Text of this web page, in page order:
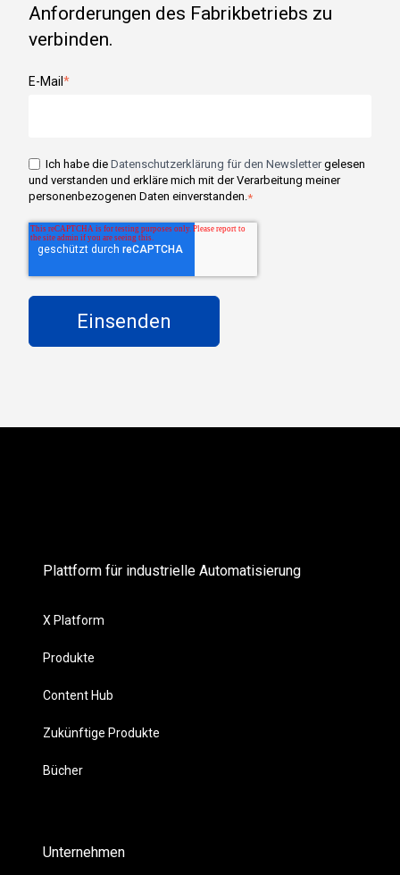
Anforderungen des Fabrikbetriebs zu
verbinden.
E-Mail*
Ich habe die Datenschutzerklärung für den Newslettergelesen
und verstanden und erkläre mich mit der Verarbeitung meiner
personenbezogenen Daten einverstanden. *
Plattform für industrielle Automatisierung
X Platform
Produkte
Content Hub
Zukünftige Produkte
Bücher
Unternehmen